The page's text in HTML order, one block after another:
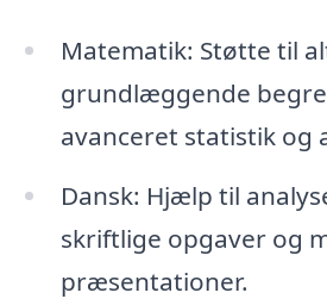
Matematik: Støtte til
grundlæggende
avanceret statistik og
Dansk: Hjælp til
skriftlige opgaver og
præsentationer.